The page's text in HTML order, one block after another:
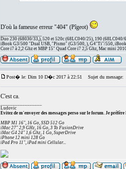
D'où la fameuse erreur "404" (Pîgeot)
Duo 230 (68030/33,), 520 et 520c (68LC040/25), 190 (68LC040/
iBook G3/500 "Dual USB, "Pismo" (G3/500, ), G4"Ti"/550,
Core i7 à 2,2 Ghz et MBP 15" Quad Core i7 2,5 Ghz, Mac mini
Post� le: Dim 10 D�c 2017 à 22:51 Sujet du message:
C'est ca.
Ludovic
Evitez de m'envoyer des messages perso sur le forum. Je préfère
MBP M1 16", 16 Go, SSD 512 Go
iMac 27" 2,9 GHz, 16 Go, 3 To FusionDrive
iMac G4 24" 1,6 Ghz, 1 Go, SuperDrive
iPhone 12 mini 128 Go
iPad Pro 11", iPad mini Cellular...